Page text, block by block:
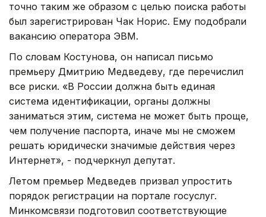
точно таким же образом с целью поиска работы
был зарегистрирован Чак Норис. Ему подобрали
вакансию оператора ЭВМ.
По словам Костунова, он написал письмо
премьеру Дмитрию Медведеву, где перечислил
все риски. «В России должна быть единая
система идентификации, органы должны
заниматься этим, система не может быть проще,
чем получение паспорта, иначе мы не сможем
решать юридически значимые действия через
Интернет», - подчеркнул депутат.
Летом премьер Медведев призвал упростить
порядок регистрации на портале госуслуг.
Минкомсвязи подготовил соответствующие